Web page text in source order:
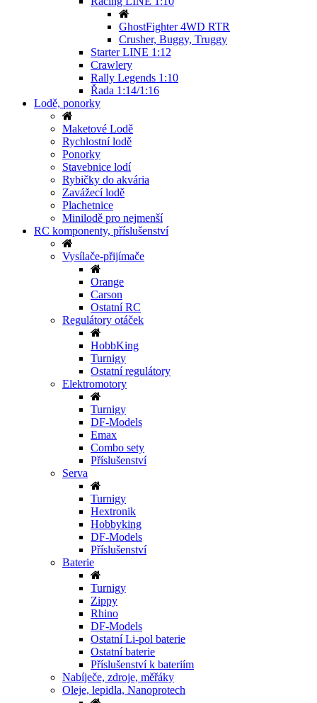
GhostFighter 4WD RTR
Crusher, Buggy, Truggy
Starter LINE 1:12
Crawlery
Rally Legends 1:10
Řada 1:14/1:16
Lodě, ponorky
Maketové Lodě
Rychlostní lodě
Ponorky
Stavebnice lodí
Rybičky do akvária
Zavážecí lodě
Plachetnice
Minilodě pro nejmenší
RC komponenty, příslušenství
Vysílače-přijímače
Orange
Carson
Ostatní RC
Regulátory otáček
HobbKing
Turnigy
Ostatní regulátory
Elektromotory
Turnigy
DF-Models
Emax
Combo sety
Příslušenství
Serva
Turnigy
Hextronik
Hobbyking
DF-Models
Příslušenství
Baterie
Turnigy
Zippy
Rhino
DF-Models
Ostatní Li-pol baterie
Ostatní baterie
Příslušenství k bateriím
Nabíječe, zdroje, měřáky
Oleje, lepidla, Nanoprotech